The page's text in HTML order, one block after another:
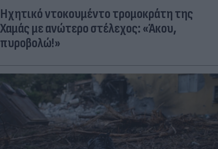
Ηχητικό ντοκουμέντο τρομοκράτη της
Χαμάς με ανώτερο στέλεχος: «Άκου,
πυροβολώ!»